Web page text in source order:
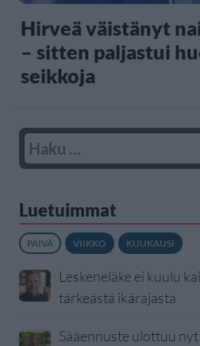
Hirveä väistänyt
– sitten paljastui
seikkoja
Luetuimmat
PÄIVÄ VIIKKO KUUKAUSI
Leskeneläke ei kuulu
tärkeästä ikärajasta
Sääennuste ulottuu